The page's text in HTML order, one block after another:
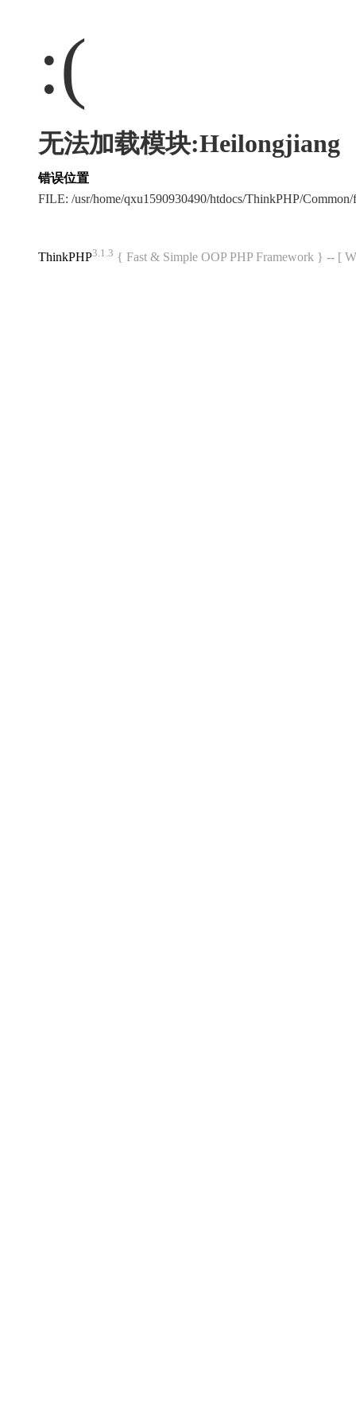
:(
无法加载模块:Heilongjiang
错误位置
FILE: /usr/home/qxu1590930490/htdocs/ThinkPHP/
ThinkPHP3.1.3 { Fast & Simple OOP PHP Framework } -- [